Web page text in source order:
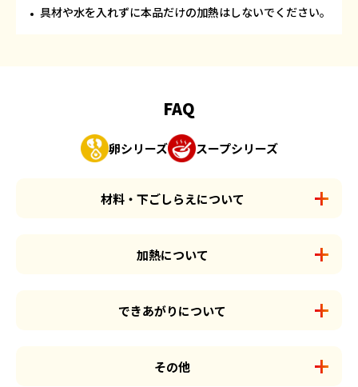
具材や水を入れずに本品だけの加熱はしないでください。
FAQ
卵シリーズ スープシリーズ
材料・下ごしらえについて
加熱について
できあがりについて
その他